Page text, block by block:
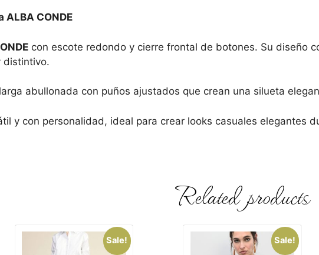
ALBA CONDE
con escote redondo y cierre frontal de botones. Su diseño
distintivo.
larga abullonada con puños ajustados que crean una silueta
y con personalidad, ideal para crear looks casuales elegantes
Related products
Sale! Sale!